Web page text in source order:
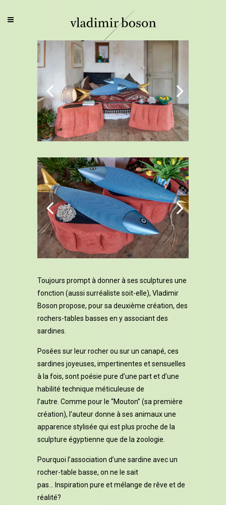
Toujours prompt à donner à ses sculptures une
fonction (aussi surréaliste soit-elle), Vladimir
Boson propose, pour sa deuxième création, des
rochers-tables basses en y associant des
sardines
Posées sur leur rocher ou sur un canapé, ces
sardines joyeuses, impertinentes et sensuelles
à la fois, sont poésie pure d’une part et d’une
habilité technique méticuleuse de
l’autre. Comme pour le “Mouton” (sa première
création), l’auteur donne à ses animaux une
apparence stylisée qui est plus proche de la
sculpture égyptienne que de la zoologie.
Pourquoi l’association d’une sardine avec un
rocher-table basse, on ne le sait
pas… Inspiration pure et mélange de rêve et de
réalité?